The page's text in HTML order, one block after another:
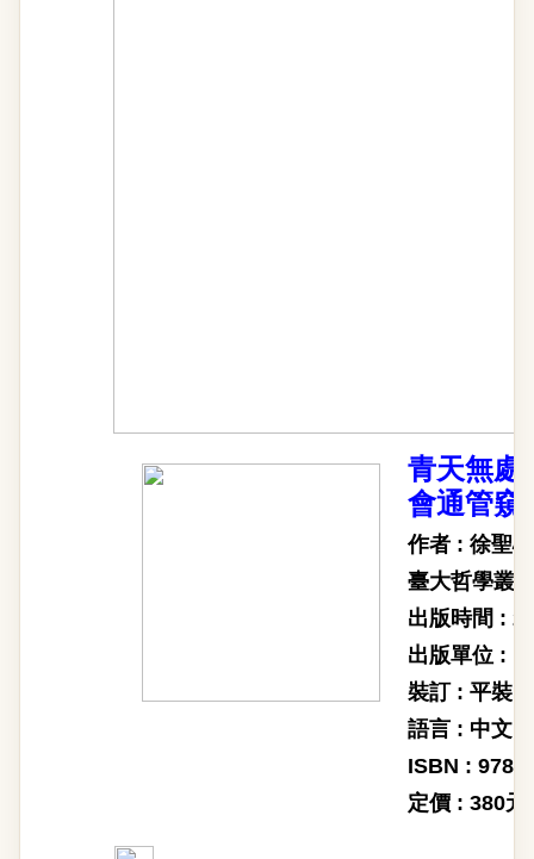
青天無處
會通管窺
作者 : 徐聖心
臺大哲學叢
出版時間 :
出版單位 :
裝訂 : 平裝
語言 : 中文
ISBN :
定價 : 380元